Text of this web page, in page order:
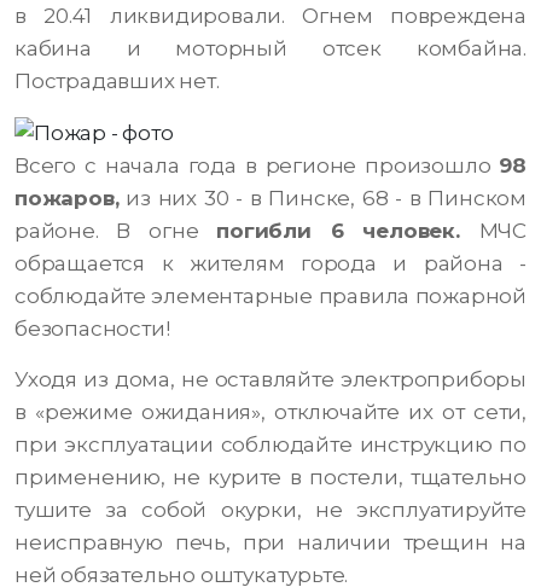
в 20.41 ликвидировали. Огнем повреждена
кабина и моторный отсек комбайна.
Пострадавших нет.
Всего с начала года в регионе произошло 98
пожаров,из них 30 - в Пинске, 68 - в Пинском
районе. В огне погибли 6 человек. МЧС
обращается к жителям города и района -
соблюдайте элементарные правила пожарной
безопасности!
Уходя из дома, не оставляйте электроприборы
в «режиме ожидания», отключайте их от сети,
при эксплуатации соблюдайте инструкцию по
применению, не курите в постели, тщательно
тушите за собой окурки, не эксплуатируйте
неисправную печь, при наличии трещин на
ней обязательно оштукатурьте.